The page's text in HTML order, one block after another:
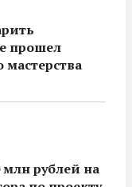
прошел
мастерства
млн рублей на